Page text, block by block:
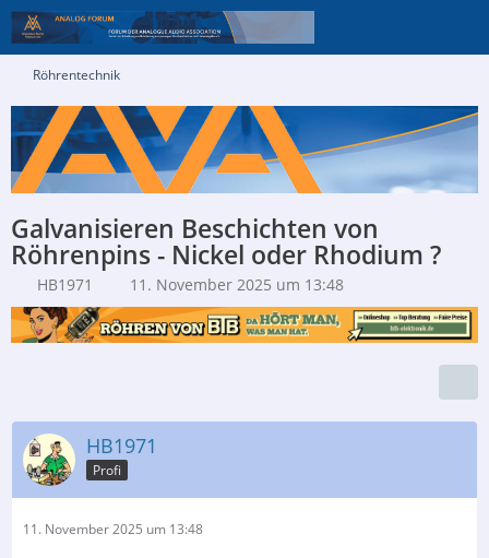
Röhrentechnik
Galvanisieren Beschichten von
Röhrenpins - Nickel oder Rhodium ?
HB1971 11. November 2025 um 13:48
HB1971
Profi
11. November 2025 um 13:48